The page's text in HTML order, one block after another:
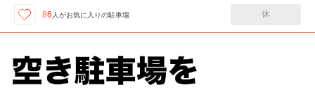
86 人がお気に入りの駐車場 休